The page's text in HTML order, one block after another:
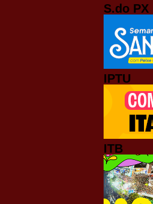
S.do PX
IPTU
ITB